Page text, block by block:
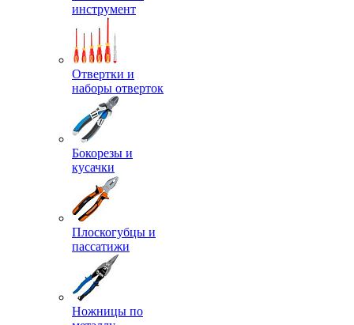
инструмент
Отвертки и
наборы отверток
Бокорезы и
кусачки
Плоскогубцы и
пассатижи
Ножницы по